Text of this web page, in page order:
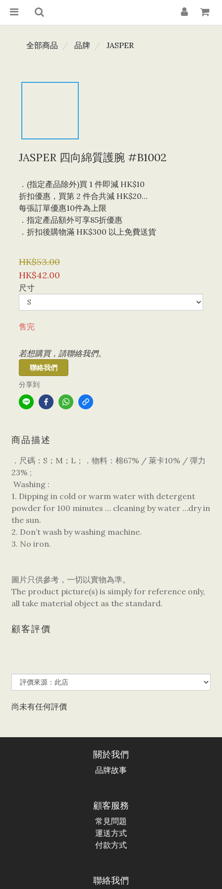
全部商品 品牌 JASPER
JASPER 四向綿質護腕 #B1002
．(指定產品除外)買 1 件即減 HK$10
折扣優惠，買第 2 件合共減 HK$20...
每張訂單優惠10件為上限
．指定產品額外可享85折優惠
．折扣後購物滿 HK$300 以上免費送貨
HK$53.00
HK$42.00
尺寸
售完
若想購買，請聯絡我們。
聯絡我們
分享到
商品描述
．尺碼：S；M；L；．物料：棉67% / 萊卡10% / 彈力
23% ;
Washing :
1. Dipping in cold or warm water with detergent
powder for 100 minutes … cleaning by water …dry in
the sun.
2. Don’t wash by washing machine.
3. No iron.
圖片只供參考，一切以實物為準。
The product picture(s) is simply for reference only,
all take material object as the standard.
顧客評價
尚未有任何評價
關於我們
品牌故事
顧客服務
常見問題
運送方式
付款方式
聯絡我們